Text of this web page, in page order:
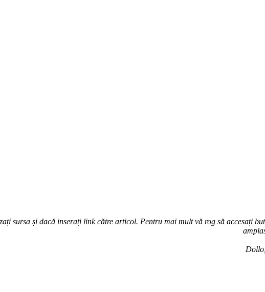
sursa și dacă inserați link către articol. Pentru mai mult vă rog să accesați